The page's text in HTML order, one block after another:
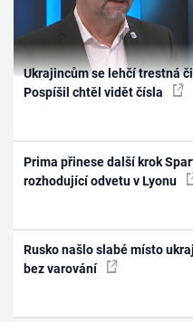
Ukrajincům se lehčí trestná
Pospíšil chtěl vidět čísla
Prima přinese další krok
rozhodující odvetu v Lyonu
Rusko našlo slabé místo
bez varování